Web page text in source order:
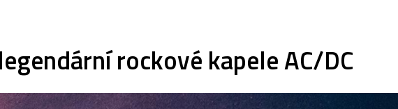
rockové kapele AC/DC